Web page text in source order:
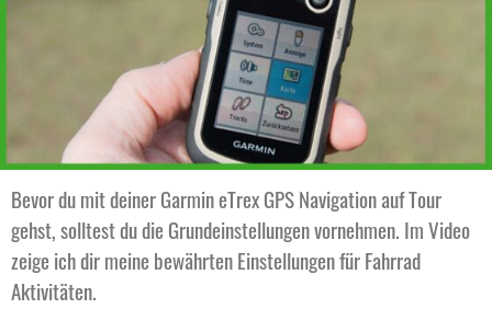
Bevor du mit deiner Garmin eTrex GPS Navigation auf Tour
gehst, solltest du die Grundeinstellungen vornehmen. Im Video
zeige ich dir meine bewährten Einstellungen für Fahrrad
Aktivitäten.